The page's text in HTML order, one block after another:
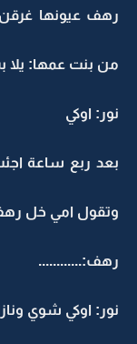
رهف عيونها غرقن
من بنت عمها:
نور: اوكي
بعد ربع ساعة
وتقول امي خل
رهف:............
نور: اوكي شوي